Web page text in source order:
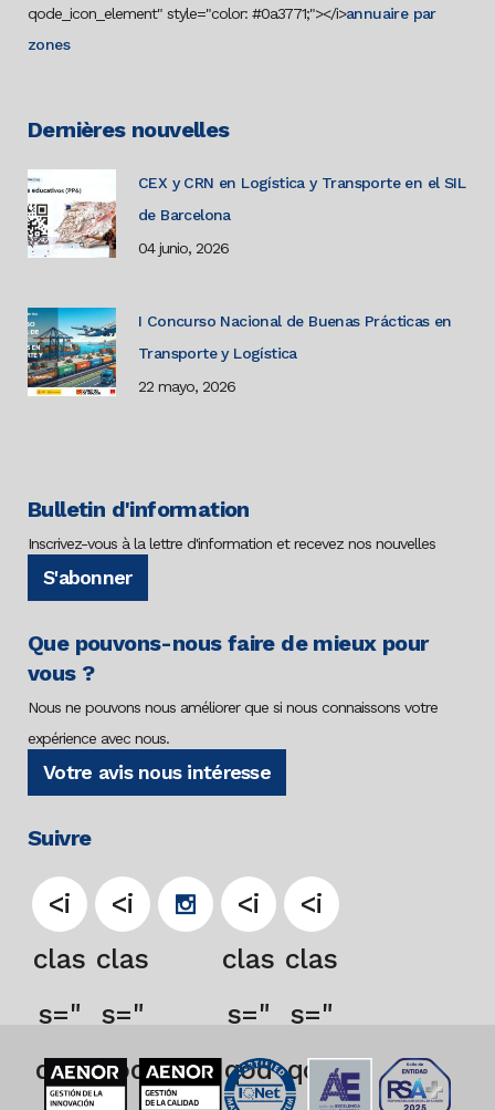
qode_icon_element" style="color: #0a3771;"></i>annuaire par
zones
Dernières nouvelles
CEX y CRN en Logística y Transporte en el SIL
de Barcelona
04 junio, 2026
I Concurso Nacional de Buenas Prácticas en
Transporte y Logística
22 mayo, 2026
Bulletin d'information
Inscrivez-vous à la lettre d'information et recevez nos nouvelles
S'abonner
Que pouvons-nous faire de mieux pour
vous ?
Nous ne pouvons nous améliorer que si nous connaissons votre
expérience avec nous.
Votre avis nous intéresse
Suivre
<i
clas
s="
qod
<i
clas
s="
qod
<i
clas
s="
qod
<i
clas
s="
qod